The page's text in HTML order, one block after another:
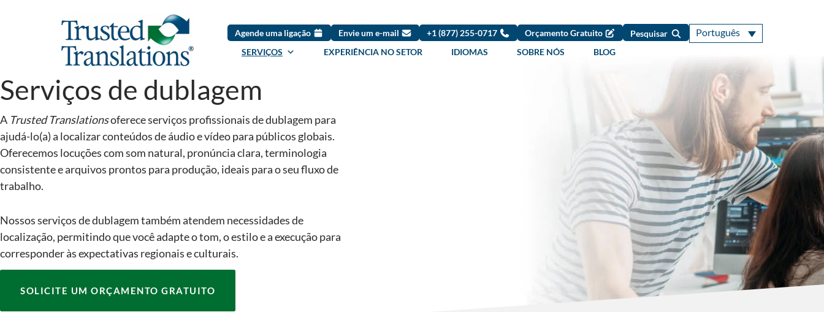
Agende uma ligação Envie um e-mail +1 (877) 255-0717 Orçamento Gratuito Pesquisar Português
SERVIÇOS EXPERIÊNCIA NO SETOR IDIOMAS SOBRE NÓS BLOG
Serviços de dublagem
A Trusted Translationsoferece serviços profissionais de dublagem para
ajudá-lo(a) a localizar conteúdos de áudio e vídeo para públicos globais.
Oferecemos locuções com som natural, pronúncia clara, terminologia
consistente e arquivos prontos para produção, ideais para o seu fluxo de
trabalho.
Nossos serviços de dublagem também atendem necessidades de
localização, permitindo que você adapte o tom, o estilo e a execução para
corresponder às expectativas regionais e culturais.
SOLICITE UM ORÇAMENTO GRATUITO